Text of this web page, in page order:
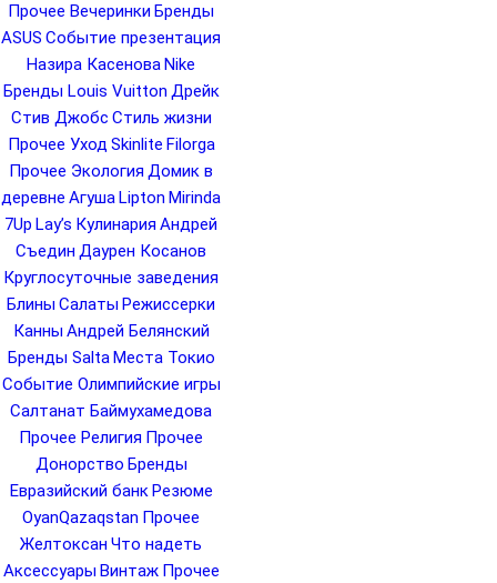
Прочее Вечеринки Бренды
ASUS Событие презентация
Назира Касенова Nike
Бренды Louis Vuitton Дрейк
Стив Джобс Стиль жизни
Прочее Уход Skinlite Filorga
Прочее Экология Домик в
деревне Агуша Lipton Mirinda
7Up Lay’s Кулинария Андрей
Съедин Даурен Косанов
Круглосуточные заведения
Блины Салаты Режиссерки
Канны Андрей Белянский
Бренды Salta Места Токио
Событие Олимпийские игры
Салтанат Баймухамедова
Прочее Религия Прочее
Донорство Бренды
Евразийский банк Резюме
OyanQazaqstan Прочее
Желтоксан Что надеть
Аксессуары Винтаж Прочее